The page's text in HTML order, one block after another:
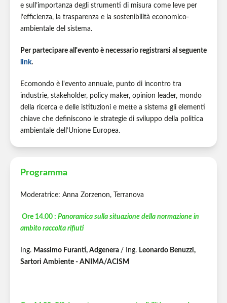
e sull’importanza degli strumenti di misura come leve per
l’efficienza, la trasparenza e la sostenibilità economico-
ambientale del sistema.
Per partecipare all'evento è necessario registrarsi al seguente
link.
Ecomondo è l'evento annuale, punto di incontro tra
industrie, stakeholder, policy maker, opinion leader, mondo
della ricerca e delle istituzioni e mette a sistema gli elementi
chiave che definiscono le strategie di sviluppo della politica
ambientale dell’Unione Europea.
Programma
Moderatrice: Anna Zorzenon, Terranova
Ore 14.00 : Panoramica sulla situazione della normazione in
ambito raccolta rifiuti
Ing. Massimo Furanti, Adgenera / Ing. Leonardo Benuzzi,
Sartori Ambiente - ANIMA/ACISM